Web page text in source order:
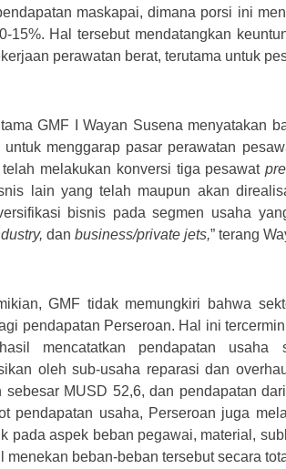
maskapai, dimana porsi ini
15%. Hal tersebut mendatangkan
perawatan berat, terutama untuk
GMF I Wayan Susena menyatakan
untuk menggarap pasar perawatan
telah melakukan konversi tiga pesawat
lain yang telah maupun akan
bisnis pada segmen usaha
dan business/private jets,” terang
GMF tidak memungkiri bahwa
pendapatan Perseroan. Hal ini
mencatatkan pendapatan usaha
oleh sub-usaha reparasi dan
sebesar MUSD 52,6, dan pendapatan
pendapatan usaha, Perseroan juga
pada aspek beban pegawai, material,
menekan beban-beban tersebut secara